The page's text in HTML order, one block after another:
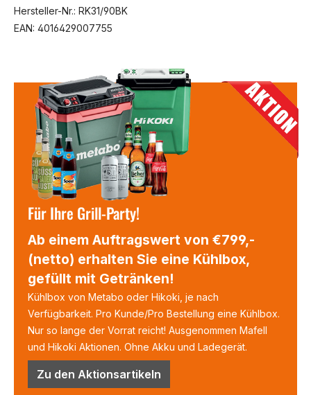
Hersteller-Nr.: RK31/90BK
EAN: 4016429007755
Für Ihre Grill-Party!
Ab einem Auftragswert von €799,-
(netto) erhalten Sie eine Kühlbox,
gefüllt mit Getränken!
Kühlbox von Metabo oder Hikoki, je nach
Verfügbarkeit. Pro Kunde/Pro Bestellung eine Kühlbox.
Nur so lange der Vorrat reicht! Ausgenommen Mafell
und Hikoki Aktionen. Ohne Akku und Ladegerät.
Zu den Aktionsartikeln